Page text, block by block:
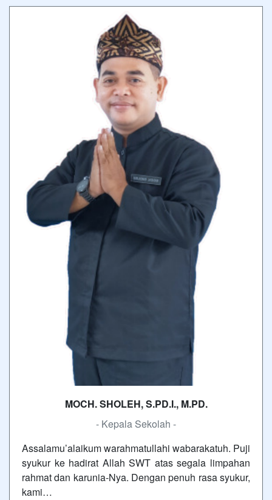
MOCH. SHOLEH, S.PD.I., M.PD.
- Kepala Sekolah -
Assalamu’alaikum warahmatullahi wabarakatuh. Puji
syukur ke hadirat Allah SWT atas segala limpahan
rahmat dan karunia-Nya. Dengan penuh rasa syukur,
kami…